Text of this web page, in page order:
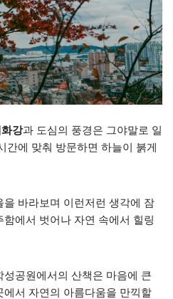
강과 도심의 풍경은 그야말로 일
간에 맞춰 방문하면 하늘이 붉게
바라보며 이런저런 생각에 잠
에서 벗어나 자연 속에서 힐링
공원에서의 산책은 마음에 큰
서 자연의 아름다움을 만끽할